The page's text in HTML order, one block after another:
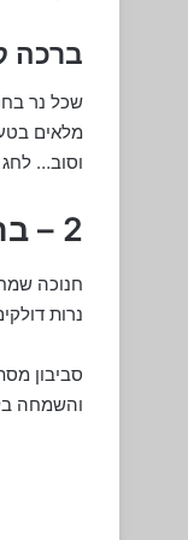
ברכה
שכל נר
מלאים
וסוב…
2 – ברכות לחנוכה :
חנוכה שמח
נרות
סביבון
והשמחה